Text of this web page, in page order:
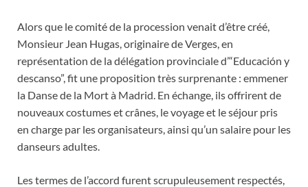
Alors que le comité de la procession venait d’être créé,
Monsieur Jean Hugas, originaire de Verges, en
représentation de la délégation provinciale d’“Educación y
descanso”, fit une proposition très surprenante : emmener
la Danse de la Mort à Madrid. En échange, ils offrirent de
nouveaux costumes et crânes, le voyage et le séjour pris
en charge par les organisateurs, ainsi qu’un salaire pour les
danseurs adultes.
Les termes de l’accord furent scrupuleusement respectés,